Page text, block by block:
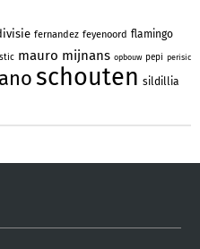
fernandez feyenoord flamingo
mauro mijnans opbouw pepi perisic
schouten sildillia